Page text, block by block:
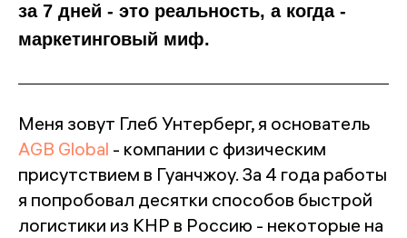
за 7 дней - это реальность, а когда -
маркетинговый миф.
Меня зовут Глеб Унтерберг, я основатель
AGB Global - компании с физическим
присутствием в Гуанчжоу. За 4 года работы
я попробовал десятки способов быстрой
логистики из КНР в Россию - некоторые на